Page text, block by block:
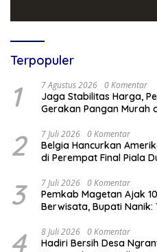
Terpopuler
1 7 Agustus 2026 0 Komentar
Jaga Stabilitas Harga,
Gerakan Pangan Murah
2 7 Juli 2026 0 Komentar
Belgia Hancurkan
di Perempat Final Piala
3 7 Juli 2026 0 Komentar
Pemkab Magetan Ajak
Berwisata, Bupati Nanik:
4 8 Juli 2026 0 Komentar
Hadiri Bersih Desa